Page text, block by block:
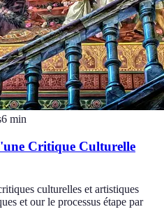
6 min
Critique Culturelle
culturelles et artistiques
et our le processus étape par